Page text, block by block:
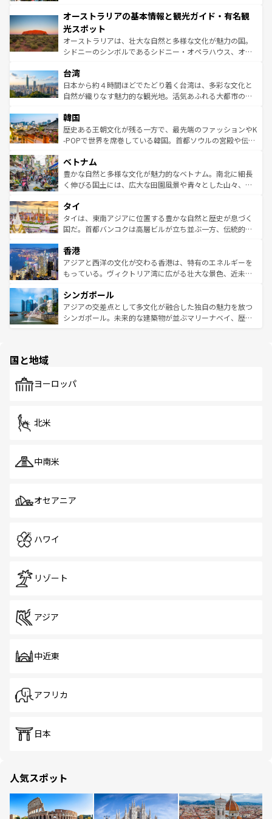
部のニューオーリンズでは、音楽と美食が融合した独特の
文化が魅力。旅行者はアメリカの各地域で異なる魅力を楽
しみながら、その多様性と豊かな歴史を感じることができ
るだろう。車でのロードトリップや列車の旅も、アメリカ
情報は
ワイ島は見逃せない。また、定番の観光地といえばオアフ
島だが、静かな自然を求めるならマウイ島やカウアイ島が
おすすめ。エメラルドグリーンに輝く海をはじめ、豊かな
文化や歴史が息づいている。「アロハスピリット」と呼ば
人々、おいしいローカルフードやハワイアンミュージッ
ク、伝統的なフラダンスなど、すべてがハワイの魅力を彩
っている。訪れるたびに新しい発見と感動が待っているハ
はコンテンツ一覧
オーストラリアの基本情報と観光ガイド・有名観
光スポット
オーストラリアは、壮大な自然と多様な文化が魅力の国。
シドニーのシンボルであるシドニー・オペラハウス、オー
リアリーフや大陸中央部にそびえるウルル（エアーズロッ
ク）、タスマニアの美しい原生林やケアンズの熱帯雨林な
ど、見どころがたくさん。また、カフェやワイン、オージ
いる。アクティビティも充実しており、サーフィンやダイ
ビング、ハイキングなど、アウトドア好きにはたまらな
い。オーストラリアの多彩な魅力を存分に味わいつくそ
参照してほしい。
台湾
日本から約４時間ほどでたどり着く台湾は、多彩な文化と
自然が織りなす魅力的な観光地。活気あふれる大都市の台
ン）、静ひつな山岳地帯である台湾東部など、都市の喧騒
と山間の静けさが共存しており、訪れる人に新しい発見と
驚きをもたらしてくれる。また、奥深い台湾の食文化も魅
容にもいいと評判のスイーツなど、バラエティ豊かな料理
が味わえる。 なお、新着の台湾情報は コンテンツ一覧を参
照してほしい。
韓国
歴史ある王朝文化が残る一方で、最先端のファッションやK
-POPで世界を席巻している韓国。首都ソウルの宮殿や伝統
き、地方に足を延ばせば四季折々の自然美を楽しむことが
できる。そして、キムチや焼肉、絶品のストリートフード
まで、さまざまな韓国料理が待っている。夜には、韓国な
リティに包まれながら、韓国の多彩な魅力を心ゆくまで味
わってみてほしい。 なお、新着の韓国情報はコンテンツ一
覧を参照してほしい。
ベトナム
豊かな自然と多様な文化が魅力的なベトナム。南北に細長
く伸びる国土には、広大な田園風景や青々とした山々、世
急速な発展と共に伝統が息づく。ハノイの古い町並みやホ
ーチミン市のフランス統治時代の建物も、独特の雰囲気を
醸し出している。また、バラエティの豊かさとおいしさで
とつ。フォーやバインミー、ベトナムコーヒーなどは、ぜ
ひ現地で味わいたい。どの地域を訪れてもあたたかい人々
が旅行者を迎えてくれるので、きっと忘れられない旅にな
参照してほしい。
タイ
タイは、東南アジアに位置する豊かな自然と歴史が息づく
国だ。首都バンコクは高層ビルが立ち並ぶ一方、伝統的な
の活気が交差している。北部ではチェンマイなどの山岳地
帯で自然と触れ合い、南部ではプーケットやクラビの美し
いビーチでリゾート気分を楽しむことができる。タイ料理
激する。気候は一年中温暖で、どの季節にも異なる楽しみ
が待っている。親しみやすいタイの人々、仏教を中心とし
た文化、そして多様な観光資源が、訪れる旅人を魅了し続
香港
アジアと西洋の文化が交わる香港は、特有のエネルギーを
もっている。ヴィクトリア湾に広がる壮大な景色、近未来
み、どこを訪れても感動するはず。観光スポットが密集し
ており、効率よく見どころを回れるのも魅力。息をのむよ
うな絶景から文化的な体験まで、香港を存分に楽しみ尽く
シンガポール
アジアの交差点として多文化が融合した独自の魅力を放つ
シンガポール。未来的な建築物が並ぶマリーナベイ、歴史
で、ホーカーズは地元の風情を楽しめる外せないスポット
国と地域
ヨーロッパ
北米
中南米
オセアニア
ハワイ
リゾート
アジア
中近東
アフリカ
日本
人気スポット